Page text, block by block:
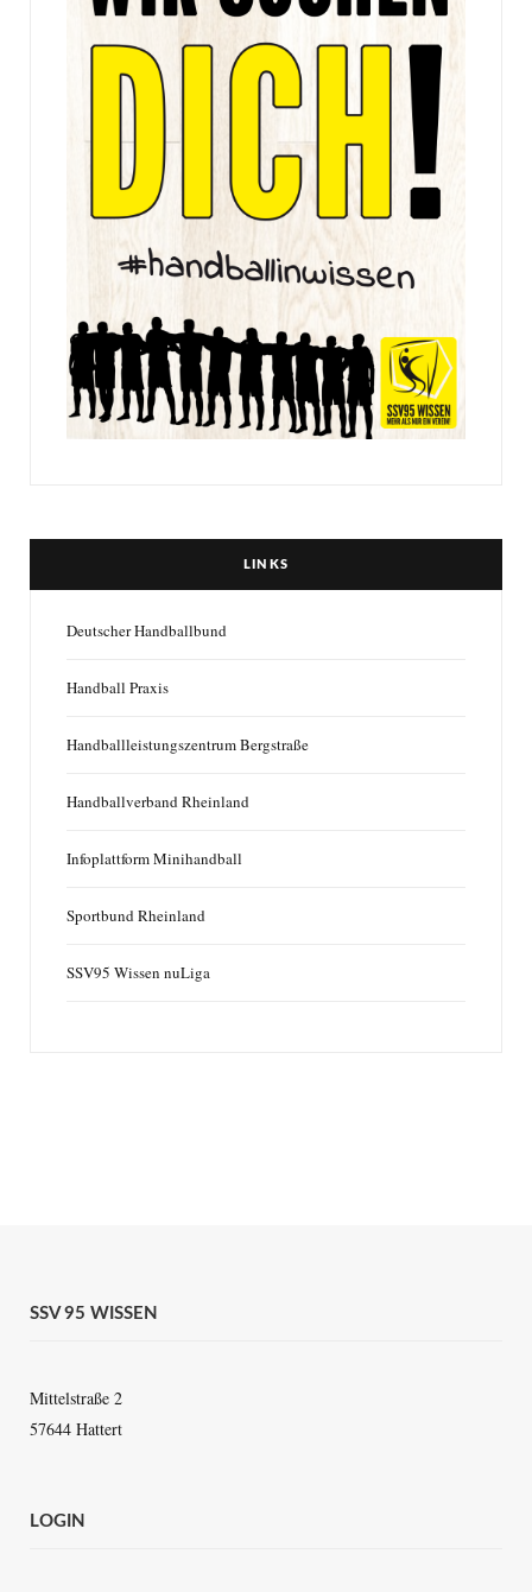
LINKS
Deutscher Handballbund
Handball Praxis
Handballleistungszentrum Bergstraße
Handballverband Rheinland
Infoplattform Minihandball
Sportbund Rheinland
SSV95 Wissen nuLiga
SSV 95 WISSEN
Mittelstraße 2
57644 Hattert
LOGIN